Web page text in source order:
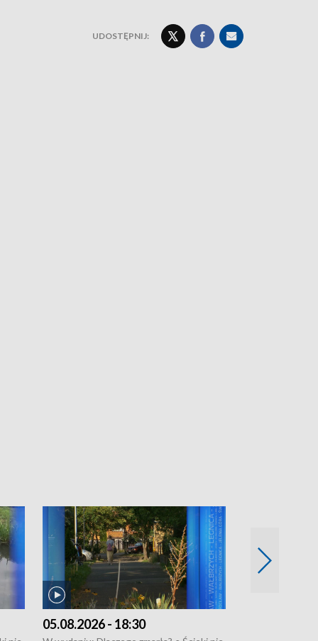
UDOSTĘPNIJ:
05.08.2026 - 18:30